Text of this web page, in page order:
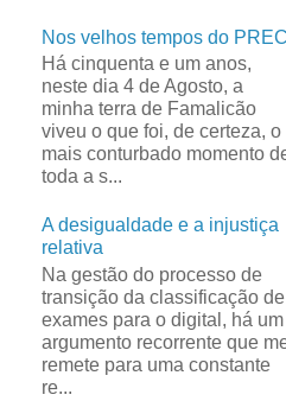
Nos velhos tempos do PREC
Há cinquenta e um anos,
neste dia 4 de Agosto, a
minha terra de Famalicão
viveu o que foi, de certeza, o
mais conturbado momento
toda a s...
A desigualdade e a injustiça
relativa
Na gestão do processo de
transição da classificação de
exames para o digital, há um
argumento recorrente que
remete para uma constante
re...